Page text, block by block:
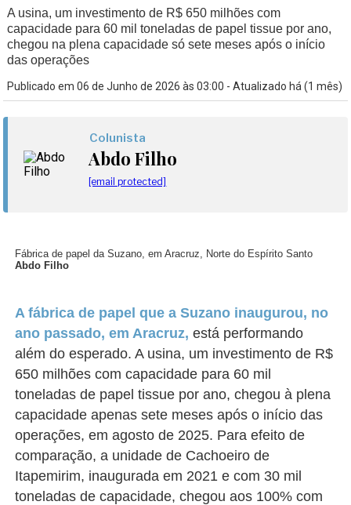
A usina, um investimento de R$ 650 milhões com
capacidade para 60 mil toneladas de papel tissue por ano,
chegou na plena capacidade só sete meses após o início
das operações
Publicado em 06 de Junho de 2026 às 03:00 - Atualizado há (1 mês)
Colunista
Abdo Filho
[email protected]
Fábrica de papel da Suzano, em Aracruz, Norte do Espírito Santo
Abdo Filho
A fábrica de papel que a Suzano inaugurou, no
ano passado, em Aracruz, está performando
além do esperado. A usina, um investimento de R$
650 milhões com capacidade para 60 mil
toneladas de papel tissue por ano, chegou à plena
capacidade apenas sete meses após o início das
operações, em agosto de 2025. Para efeito de
comparação, a unidade de Cachoeiro de
Itapemirim, inaugurada em 2021 e com 30 mil
toneladas de capacidade, chegou aos 100% com